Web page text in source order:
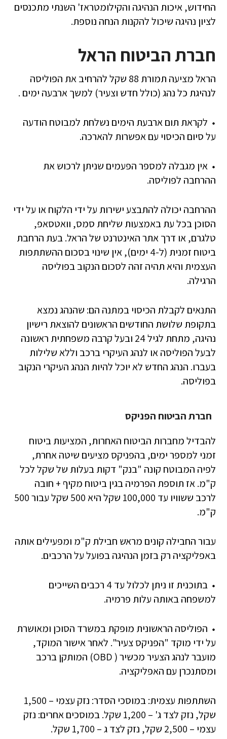
החידוש, איכות הנהיגה והקילומטראז' השנתי מתכנסים
לציון נהיגה שיכול להקנות הנחה נוספת.
חברת הביטוח הראל
הראל מציעה תמורת 88 שקל להרחיב את הפוליסה
לנהיגת כל נהג (כולל חדש וצעיר) למשך ארבעה ימים .
לקראת תום ארבעת הימים נשלחת למבוטח הודעה
על סיום הכיסוי עם אפשרות להארכה.
אין מגבלה למספר הפעמים שניתן לרכוש את
ההרחבה לפוליסה.
ההרחבה יכולה להתבצע ישירות על ידי הלקוח או על ידי
הסוכן בכל עת באמצעות שליחת סמס, וואטסאפ,
טלגרם, או דרך אתר האינטרנט של הראל. בעת הרחבת
ביטוח זמנית (ל-4 ימים), אין שינוי בסכום ההשתתפות
העצמית והיא תהיה זהה לסכום הנקוב בפוליסה
הרגילה.
התנאים לקבלת הכיסוי במתנה הם: שהנהג נמצא
בתקופת שלושת החודשים הראשונים להוצאת רישיון
נהיגה, מתחת לגיל 24 ובעל קרבה משפחתית ראשונה
לבעל הפוליסה או לנהג העיקרי ברכב וללא שלילות
בעברו. הנהג החדש לא יוכל להיות הנהג העיקרי הנקוב
בפוליסה.
חברת הביטוח הפניקס
להבדיל מחברות הביטוח האחרות, המציעות ביטוח
זמני למספר ימים, בהפניקס מציעים שיטה אחרת,
לפיה המבוטח קונה "בנק" דקות בעלות של שקל לכל
ק"מ. אז תוספת הפרמיה בגין ביטוח מקיף + חובה
לרכב ששוויו עד 100,000 שקל היא 500 שקל עבור 500
ק"מ.
עבור החבילה קונים מראש חבילת ק"מ ומפעילים אותה
באפליקציה רק בזמן הנהיגה בפועל על הרכבים.
בתוכנית זו ניתן לכלול עד 4 רכבים השייכים
למשפחה באותה עלות פרמיה.
הפוליסה הראשונית מופקת במשרד הסוכן ומאושרת
על ידי מוקד "הפניקס צעיר". לאחר אישור המוקד,
מועבר לנהג הצעיר מכשיר ( OBD) המותקן ברכב
ומסתנכרן עם האפליקציה.
השתתפות עצמית: במוסכי הסדר: נזק עצמי – 1,500
שקל, נזק לצד ג' – 1,200 שקל. במוסכים אחרים: נזק
עצמי – 2,500 שקל, נזק לצד ג – 1,700 שקל.